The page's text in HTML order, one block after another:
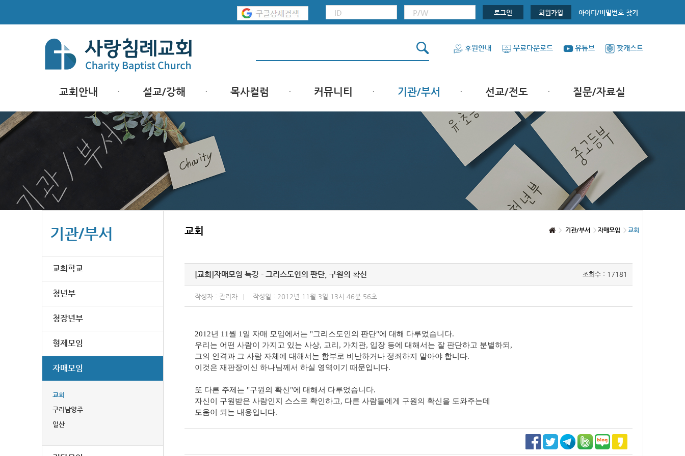
로그인 회원가입 아이디/비밀번호 찾기
후원안내 무료다운로드 유튜브 팟캐스트
교회안내 설교/강해 목사컬럼 커뮤니티 기관/부서 선교/전도 질문/자료실
기관/부서
교회학교
청년부
청장년부
형제모임
자매모임
교회
구리남양주
일산
교회 기관/부서 자매모임 교회
[교회]자매모임 특강 - 그리스도인의 판단, 구원의 확신 조회수 : 17181
작성자 : 관리자 작성일 : 2012년 11월 3일 13시 46분 56초
2012년 11월 1일 자매 모임에서는 "그리스도인의 판단"에 대해 다루었습니다.
우리는 어떤 사람이 가지고 있는 사상, 교리, 가치관, 입장 등에 대해서는 잘 판단하고 분별하되,
그의 인격과 그 사람 자체에 대해서는 함부로 비난하거나 정죄하지 말아야 합니다.
이것은 재판장이신 하나님께서 하실 영역이기 때문입니다.
또 다른 주제는 "구원의 확신"에 대해서 다루었습니다.
자신이 구원받은 사람인지 스스로 확인하고, 다른 사람들에게 구원의 확신을 도와주는데
도움이 되는 내용입니다.